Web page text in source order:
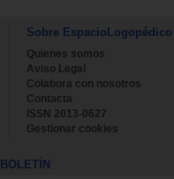
Sobre EspacioLogopédico
Quienes somos
Aviso Legal
Colabora con nosotros
Contacta
ISSN 2013-0627
Gestionar cookies
BOLETÍN